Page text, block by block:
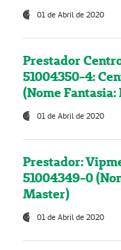
01 de Abril de 2020
Prestador
51004350-4:
(Nome
01 de Abril de 2020
Prestador:
51004349-0
Master)
01 de Abril de 2020